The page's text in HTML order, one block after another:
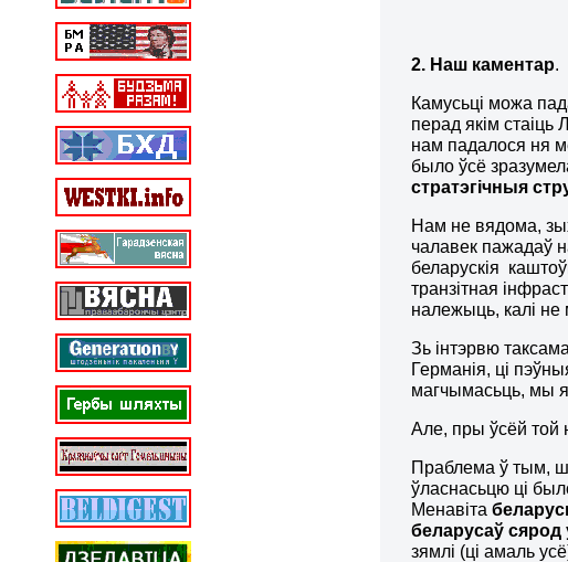
2. Наш каментар.
Камусьці можа
перад якім стаіць
нам падалося ня
было ўсё
стратэгічныя
Нам не вядома,
чалавек пажадаў
беларускія
транзітная
належыць, калі не
Зь інтэрвю
Германія, ці
магчымасьць, мы
Але, пры ўсёй той
Праблема ў тым,
ўласнасьцю ці
Менавіта
беларусаў сярод
зямлі (ці амаль